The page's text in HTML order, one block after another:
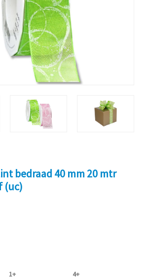
bedraad 40 mm 20 mtr
(uc)
1+ 4+